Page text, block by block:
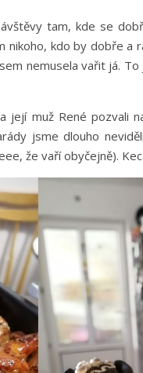
tam, kde se
kdo by dobře a
nemusela vařit já.
její muž René pozvali
jsme dlouho
že vaří obyčejně).